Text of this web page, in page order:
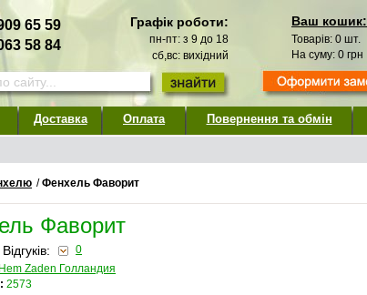
65 59
58 84
Графік роботи:
пн-пт: з 9 до 18
сб,вс: вихідний
Ваш кошик:
Товарів: 0 шт.
На суму: 0 грн
Доставка Оплата Повернення та обмін
/Фенхель Фаворит
Фаворит
Відгуків:
0
Hem Zaden Голландия
2573